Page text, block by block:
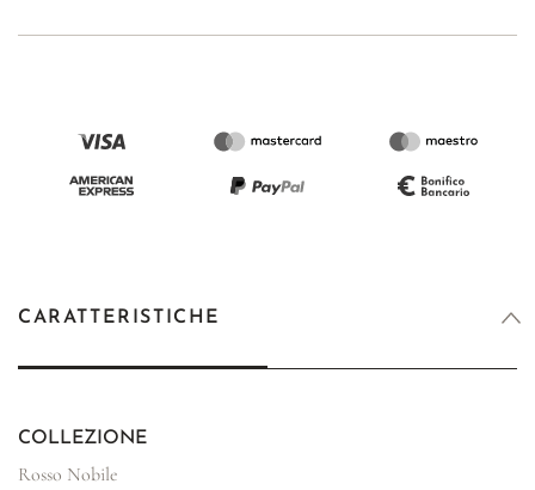
CARATTERISTICHE
COLLEZIONE
Rosso Nobile